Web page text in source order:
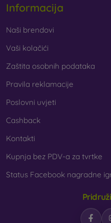
Informacija
Naši brendovi
Vaši kolačići
Zaštita osobnih podataka
Pravila reklamacije
Poslovni uvjeti
Cashback
Kontakti
Kupnja bez PDV-a za tvrtke
Status Facebook nagradne